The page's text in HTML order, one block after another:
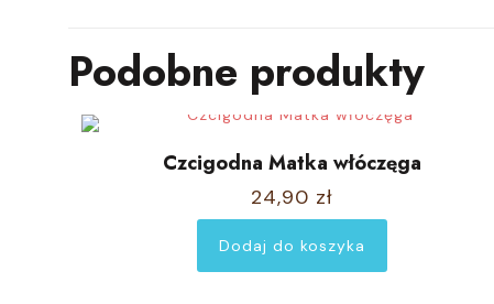
Podobne produkty
Czcigodna Matka włóczęga
24,90 zł
Dodaj do koszyka